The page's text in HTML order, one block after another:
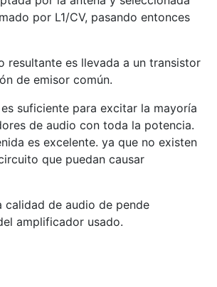
por L1/CV, pasando entonces
resultante es llevada a un transistor
de emisor común.
suficiente para excitar la mayoría
de audio con toda la potencia.
es excelente. ya que no existen
que puedan causar
calidad de audio de pende
amplificador usado.